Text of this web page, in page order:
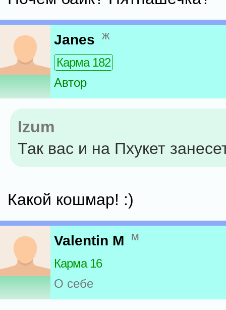
Janes ж
Карма 182
Автор
Izum
Так вас и на Пхукет
Какой кошмар! :)
Valentin M м
Карма 16
О себе